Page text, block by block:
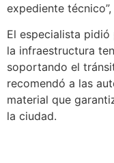
expediente
El especialista
la infraestructura
soportando el
recomendó a las
material que
la ciudad.